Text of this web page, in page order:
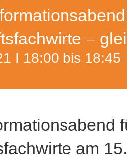
–
I 18:00 bis 18:45
am